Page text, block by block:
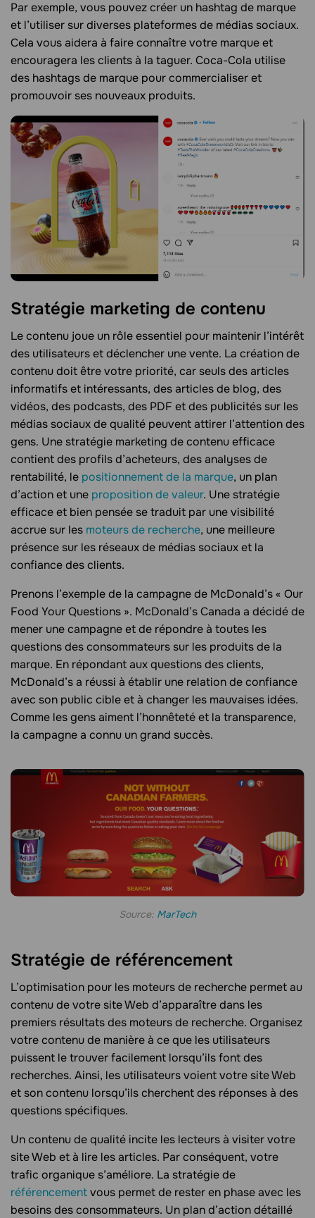
Par exemple, vous pouvez créer un hashtag de marque
et l’utiliser sur diverses plateformes de médias sociaux.
Cela vous aidera à faire connaître votre marque et
encouragera les clients à la taguer. Coca-Cola utilise
des hashtags de marque pour commercialiser et
promouvoir ses nouveaux produits.
Stratégie marketing de contenu
Le contenu joue un rôle essentiel pour maintenir l’intérêt
des utilisateurs et déclencher une vente. La création de
contenu doit être votre priorité, car seuls des articles
informatifs et intéressants, des articles de blog, des
vidéos, des podcasts, des PDF et des publicités sur les
médias sociaux de qualité peuvent attirer l’attention des
gens. Une stratégie marketing de contenu efficace
contient des profils d’acheteurs, des analyses de
rentabilité, le positionnement de la marque, un plan
d’action et une proposition de valeur. Une stratégie
efficace et bien pensée se traduit par une visibilité
accrue sur les moteurs de recherche, une meilleure
présence sur les réseaux de médias sociaux et la
confiance des clients.
Prenons l’exemple de la campagne de McDonald’s « Our
Food Your Questions ». McDonald’s Canada a décidé de
mener une campagne et de répondre à toutes les
questions des consommateurs sur les produits de la
marque. En répondant aux questions des clients,
McDonald’s a réussi à établir une relation de confiance
avec son public cible et à changer les mauvaises idées.
Comme les gens aiment l’honnêteté et la transparence,
la campagne a connu un grand succès.
Source: MarTech
Stratégie de référencement
L’optimisation pour les moteurs de recherche permet au
contenu de votre site Web d’apparaître dans les
premiers résultats des moteurs de recherche. Organisez
votre contenu de manière à ce que les utilisateurs
puissent le trouver facilement lorsqu’ils font des
recherches. Ainsi, les utilisateurs voient votre site Web
et son contenu lorsqu’ils cherchent des réponses à des
questions spécifiques.
Un contenu de qualité incite les lecteurs à visiter votre
site Web et à lire les articles. Par conséquent, votre
trafic organique s’améliore. La stratégie de
référencementvous permet de rester en phase avec les
besoins des consommateurs. Un plan d’action détaillé